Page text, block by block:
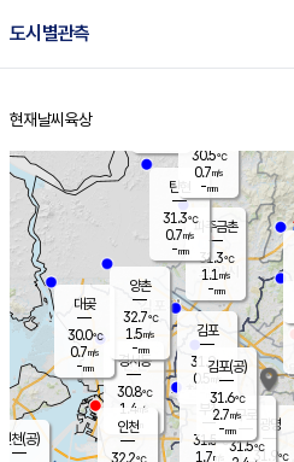
도시별관측
홈
현재날씨 육상
경서동
30.8℃
1.4 m/s
-mm
파주금촌
31.3℃
1.1 m/s
-mm
대곶
30.0℃
0.7m/s
-mm
탄현
31.3℃
0.7m/s
-mm
김포
31.9℃
0.5 m/s
mm
광명
31.9 ℃
부천
31.5℃
1.7m/s
양촌
32.7℃
1.5m/s
-mm
구로
31.5℃
인천(공)
김포(공)
31.6℃
2.7m/s
-mm
인천
32.2℃
30.5℃
0.7m/s
-mm